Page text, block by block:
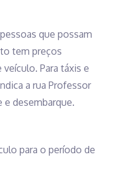
que possam
tem preços
Para táxis e
a rua Professor
e desembarque.
para o período de